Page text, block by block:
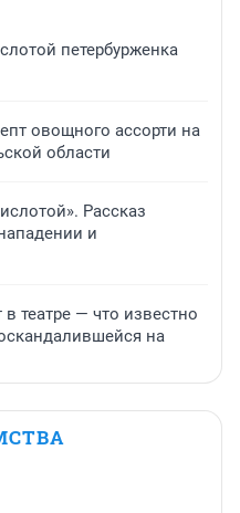
петербурженка
овощного ассорти на
области
Рассказ
и
театре — что известно
на